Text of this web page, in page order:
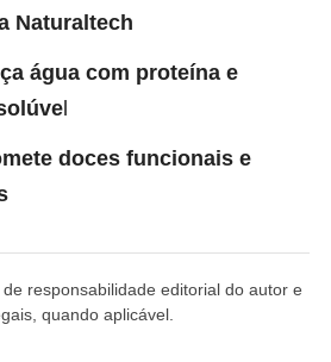
Naturaltech
água com proteína e
l
doces funcionais e
responsabilidade editorial do autor e
quando aplicável.